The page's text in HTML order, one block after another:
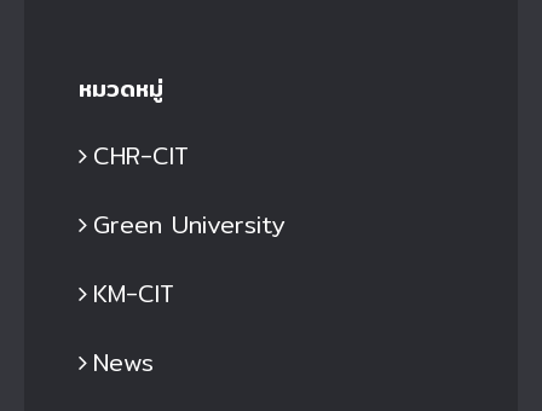
หมวดหมู่
CHR-CIT
Green University
KM-CIT
News